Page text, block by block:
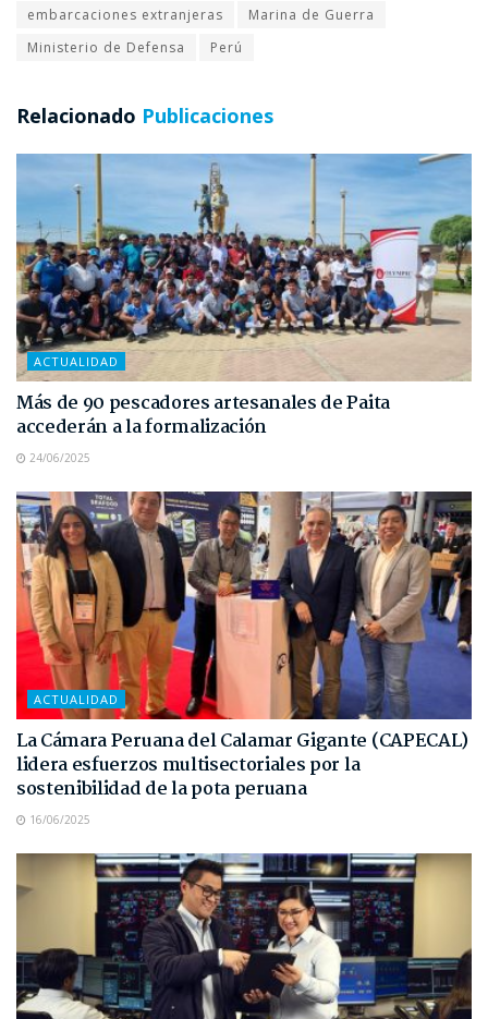
embarcaciones extranjeras
Marina de Guerra
Ministerio de Defensa
Perú
Relacionado Publicaciones
ACTUALIDAD
Más de 90 pescadores artesanales de Paita
accederán a la formalización
24/06/2025
ACTUALIDAD
La Cámara Peruana del Calamar Gigante (CAPECAL)
lidera esfuerzos multisectoriales por la
sostenibilidad de la pota peruana
16/06/2025